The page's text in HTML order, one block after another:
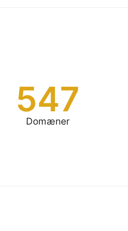
Domæner
547